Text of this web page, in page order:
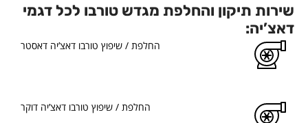
שירות תיקון והחלפת מגדש טורבו לכל דגמי
דאצ’יה:
החלפת / שיפוץ טורבו דאצ’יה דאסטר
החלפת / שיפוץ טורבו דאצ’יה דוקר